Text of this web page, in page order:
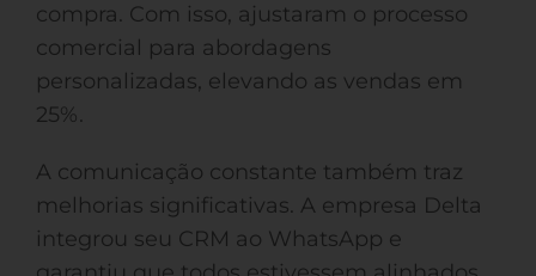
compra. Com isso, ajustaram o processo
comercial para abordagens
personalizadas, elevando as vendas em
25%.
A comunicação constante também traz
melhorias significativas. A empresa Delta
integrou seu CRM ao WhatsApp e